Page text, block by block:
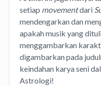
setiap movementdari
mendengarkan dan
apakah musik yang
menggambarkan
digambarkan pada
keindahan karya seni
Astrologi!